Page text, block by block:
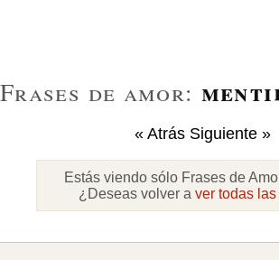
Frases de amor:
« Atrás Siguiente »
Estás viendo sólo Frases de
¿Deseas volver a ver todas las